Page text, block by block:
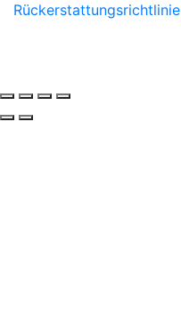
Rückerstattungsrichtlinie